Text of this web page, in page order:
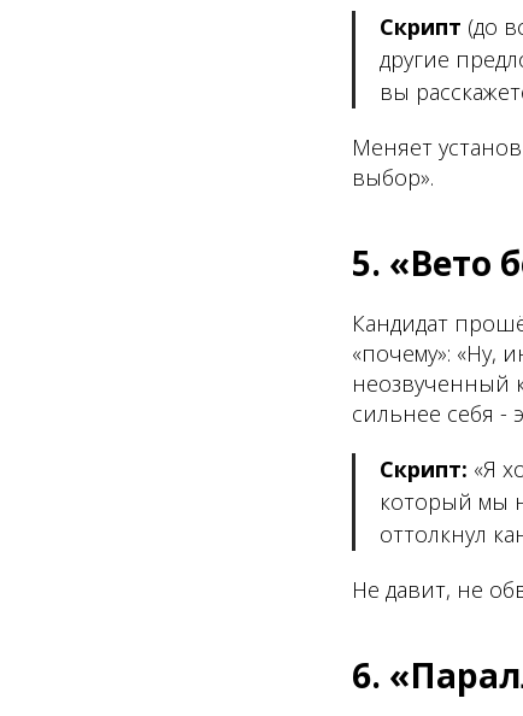
Скрипт (до
другие
вы
Меняет
выбор».
5. «Вето
Кандидат
«почему»: «Ну,
неозвученный
сильнее себя -
Скрипт: «Я
который мы
оттолкнул
Не давит, не
6.